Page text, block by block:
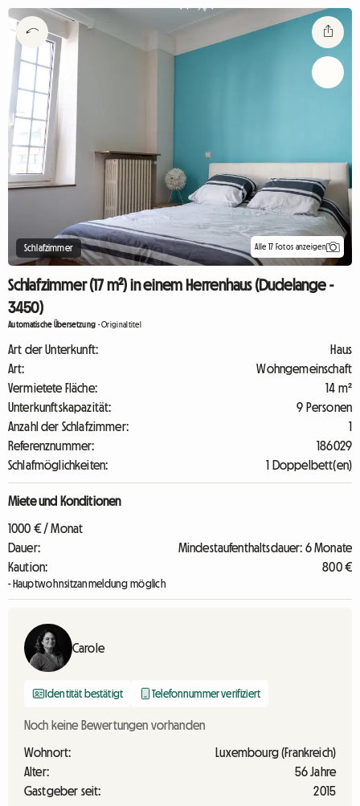
Schlafzimmer Alle 17 Fotos anzeigen
Schlafzimmer (17 m²) in einem Herrenhaus (Dudelange -
3450)
Automatische Übersetzung -Originaltitel
Art der Unterkunft:
Haus
Art:
Wohngemeinschaft
Vermietete Fläche:
14 m²
Unterkunftskapazität:
9 Personen
Anzahl der Schlafzimmer:
1
Referenznummer:
186029
Schlafmöglichkeiten:
1 Doppelbett(en)
Miete und Konditionen
1000 € / Monat
Dauer:
Mindestaufenthaltsdauer: 6 Monate
Kaution:
800 €
- Hauptwohnsitzanmeldung möglich
Carole
Identität bestätigt Telefonnummer verifiziert
Noch keine Bewertungen vorhanden
Wohnort:
Luxembourg (Frankreich)
Alter:
56 Jahre
Gastgeber seit:
2015